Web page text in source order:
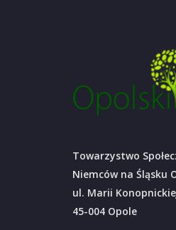
Towarzystwo
Niemców na Śląsku
ul. Marii
45-004 Opole